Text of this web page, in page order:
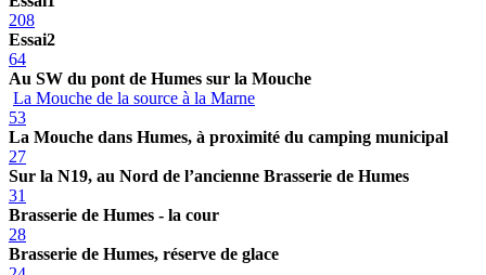
208
Essai2
64
Au SW du pont de Humes sur la Mouche
La Mouche de la source à la Marne
53
La Mouche dans Humes, à proximité du camping municipal
27
Sur la N19, au Nord de l’ancienne Brasserie de Humes
31
Brasserie de Humes - la cour
28
Brasserie de Humes, réserve de glace